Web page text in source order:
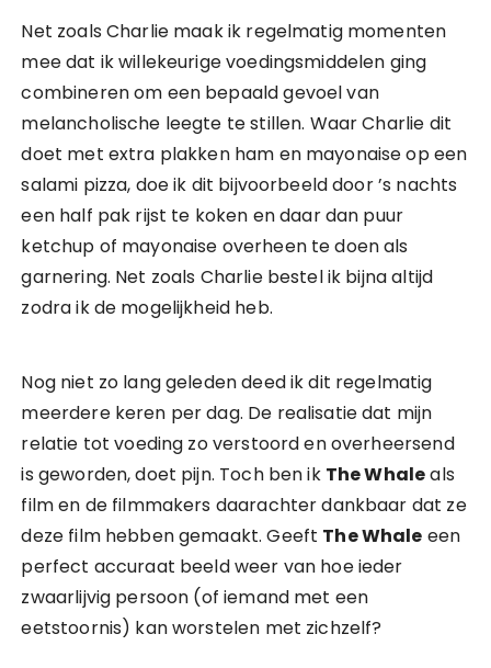
Net zoals Charlie maak ik regelmatig momenten
mee dat ik willekeurige voedingsmiddelen ging
combineren om een bepaald gevoel van
melancholische leegte te stillen. Waar Charlie dit
doet met extra plakken ham en mayonaise op een
salami pizza, doe ik dit bijvoorbeeld door ’s nachts
een half pak rijst te koken en daar dan puur
ketchup of mayonaise overheen te doen als
garnering. Net zoals Charlie bestel ik bijna altijd
zodra ik de mogelijkheid heb.
Nog niet zo lang geleden deed ik dit regelmatig
meerdere keren per dag. De realisatie dat mijn
relatie tot voeding zo verstoord en overheersend
is geworden, doet pijn. Toch ben ik The Whaleals
film en de filmmakers daarachter dankbaar dat ze
deze film hebben gemaakt. Geeft The Whale een
perfect accuraat beeld weer van hoe ieder
zwaarlijvig persoon (of iemand met een
eetstoornis) kan worstelen met zichzelf?